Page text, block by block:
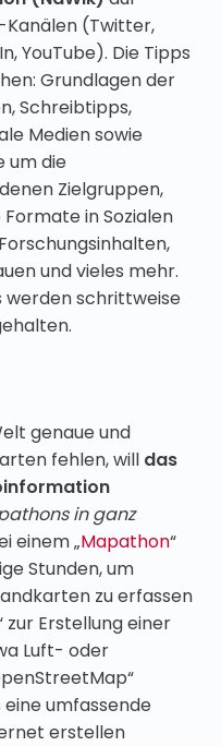
(Twitter,
YouTube). Die Tipps
Grundlagen der
Schreibtipps,
Medien sowie
um die
Zielgruppen,
in Sozialen
und vieles mehr.
werden schrittweise
genaue und
fehlen, will das
in ganz
einem „Mapathon“
Stunden, um
zu erfassen
zur Erstellung einer
Luft- oder
umfassende
erstellen